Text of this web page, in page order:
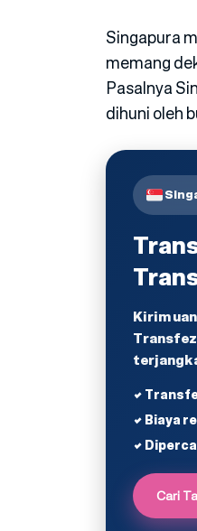
Singapura
memang
Pasalnya
dihuni oleh
Kirim
✔
✔ Biaya
✔
Cari